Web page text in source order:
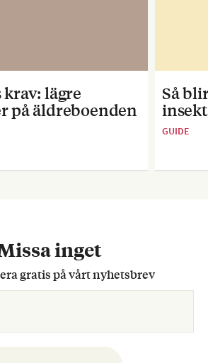
lägre
på äldreboenden
Så
GUIDE
inget
gratis på vårt nyhetsbrev